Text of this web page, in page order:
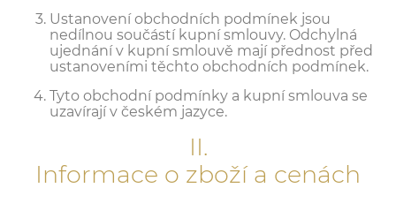
Ustanovení obchodních podmínek jsou
nedílnou součástí kupní smlouvy. Odchylná
ujednání v kupní smlouvě mají přednost před
ustanoveními těchto obchodních podmínek.
Tyto obchodní podmínky a kupní smlouva se
uzavírají v českém jazyce.
II.
Informace o zboží a cenách